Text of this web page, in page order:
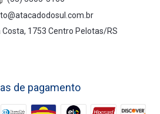
Costa, 1753 Centro Pelotas/RS
de pagamento